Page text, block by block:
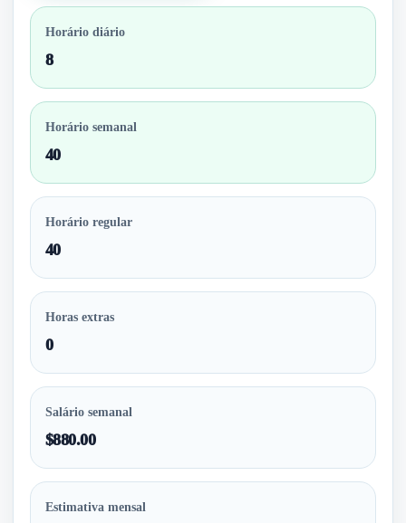
Horário diário
8
Horário semanal
40
Horário regular
40
Horas extras
0
Salário semanal
$880.00
Estimativa mensal